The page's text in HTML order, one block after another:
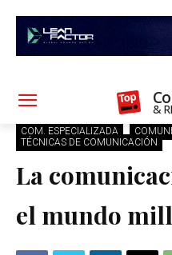
&
COM. ESPECIALIZADA
TÉCNICAS DE COMUNICACIÓN
La
el mundo